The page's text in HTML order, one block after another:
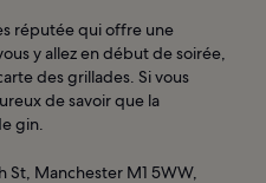
réputée qui offre une
y allez en début de soirée,
des grillades. Si vous
de savoir que la
gin.
Manchester M1 5WW,